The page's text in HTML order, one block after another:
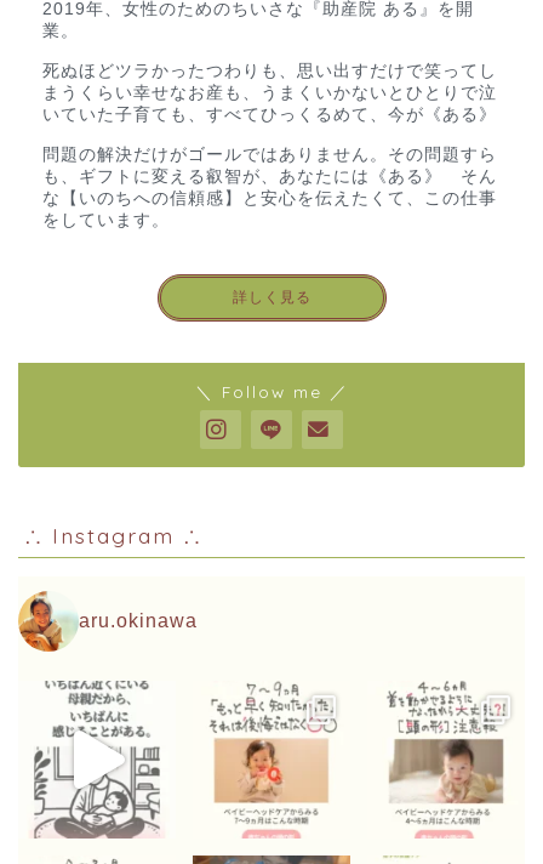
2019年、女性のためのちいさな『助産院 ある』を開
業。
死ぬほどツラかったつわりも、思い出すだけで笑ってし
まうくらい幸せなお産も、うまくいかないとひとりで泣
いていた子育ても、すべてひっくるめて、今が《ある》
問題の解決だけがゴールではありません。その問題すら
も、ギフトに変える叡智が、あなたには《ある》 そん
な【いのちへの信頼感】と安心を伝えたくて、この仕事
をしています。
詳しく見る
＼ Follow me ／
∴ Instagram ∴
aru.okinawa